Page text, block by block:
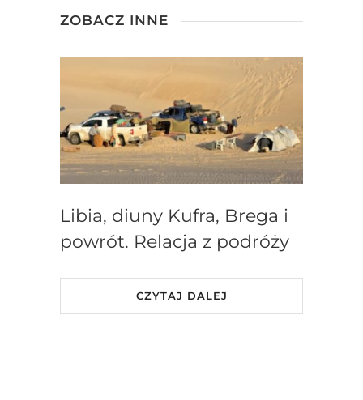
ZOBACZ INNE
Libia, diuny Kufra, Brega i
powrót. Relacja z podróży
CZYTAJ DALEJ